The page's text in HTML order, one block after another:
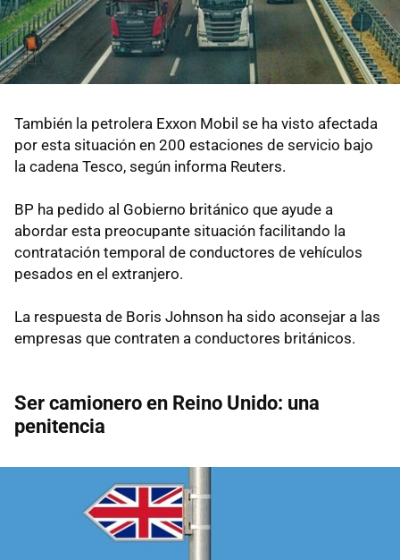
También la petrolera Exxon Mobil se ha visto afectada
por esta situación en 200 estaciones de servicio bajo
la cadena Tesco, según informa Reuters.
BP ha pedido al Gobierno británico que ayude a
abordar esta preocupante situación facilitando la
contratación temporal de conductores de vehículos
pesados ​​en el extranjero.
La respuesta de Boris Johnson ha sido aconsejar a las
empresas que contraten a conductores británicos.
Ser camionero en Reino Unido: una
penitencia